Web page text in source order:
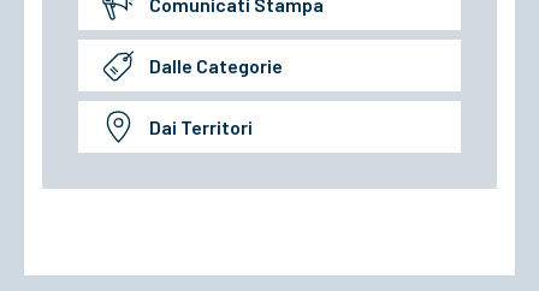
Dalle Categorie
Dai Territori